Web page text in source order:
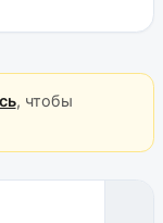
, чтобы